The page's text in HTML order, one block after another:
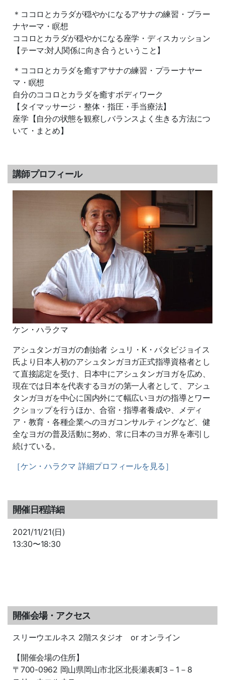
＊ココロとカラダが穏やかになるアサナの練習・プラー
ナヤーマ・瞑想
ココロとカラダが穏やかになる座学・ディスカッション
【テーマ:対人関係に向き合うということ】
＊ココロとカラダを癒すアサナの練習・プラーナヤー
マ・瞑想
自分のココロとカラダを癒すボディワーク
【タイマッサージ・整体・指圧・手当療法】
座学【自分の状態を観察しバランスよく生きる方法につ
いて・まとめ】
講師プロフィール
ケン・ハラクマ
アシュタンガヨガの創始者 シュリ・ K・パタビジョイス
氏より日本人初のアシュタンガヨガ正式指導資格者とし
て直接認定を受け、日本中にアシュタンガヨガを広め、
現在では日本を代表するヨガの第一人者として、アシュ
タンガヨガを中心に国内外にて幅広いヨガの指導とワー
クショップを行うほか、合宿・指導者養成や、メディ
ア・教育・各種企業へのヨガコンサルティングなど、健
全なヨガの普及活動に努め、常に日本のヨガ界を牽引し
続けている。
［ケン・ハラクマ 詳細プロフィールを見る］
開催日程詳細
2021/11/21(日)
13:30〜18:30
開催会場・アクセス
スリーウエルネス 2階スタジオ or オンライン
【開催会場の住所】
〒700-0962 岡山県岡山市北区北長瀬表町3－1－8